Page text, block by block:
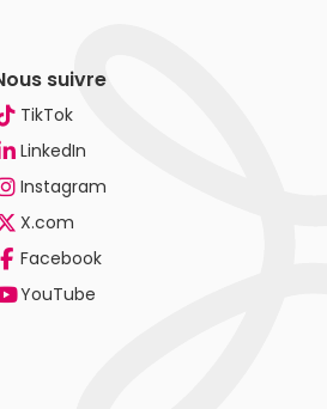
suivre
TikTok
LinkedIn
Instagram
X.com
Facebook
YouTube